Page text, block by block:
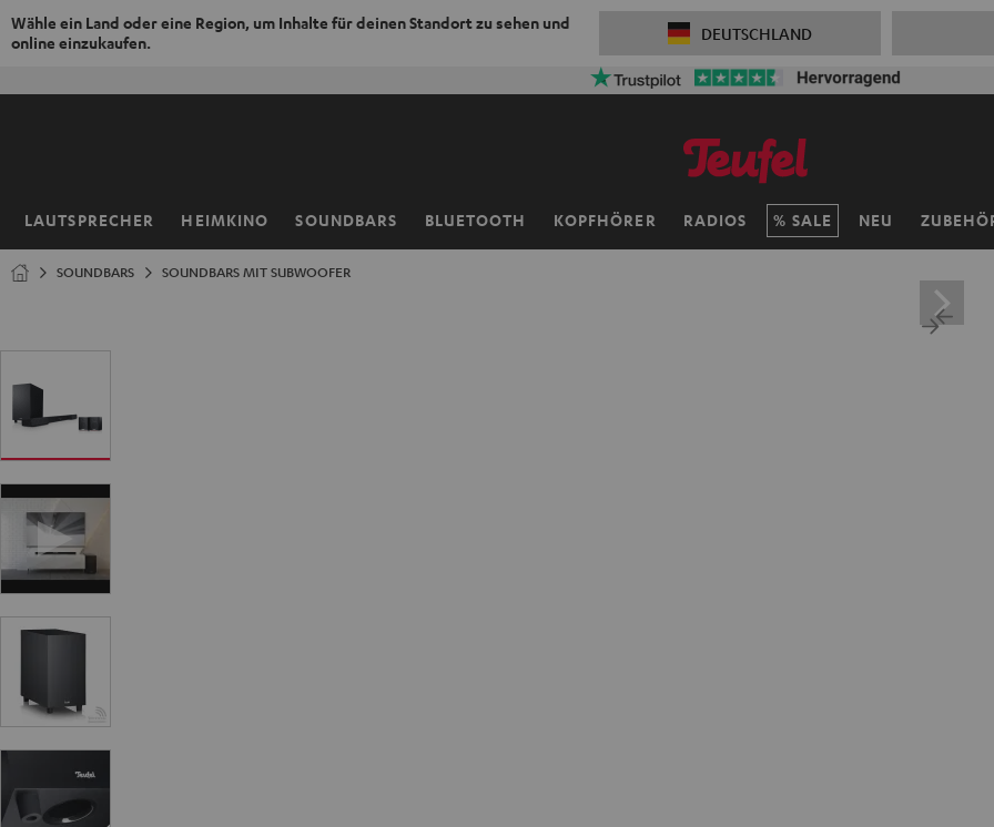
Wähle ein Land oder eine Region, um Inhalte für deinen Standort zu sehen und
online einzukaufen.
DEUTSCHLAND
LAUTSPRECHER HEIMKINO SOUNDBARS BLUETOOTH KOPFHÖRER RADIOS SALE NEU
Startseite
SOUNDBARS SOUNDBARS MIT SUBWOOFER